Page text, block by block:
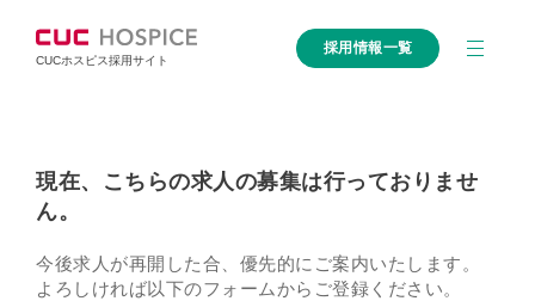
CUCホスピス採用サイト
採用情報一覧
現在、こちらの求人の募集は行っておりませ
ん。
今後求人が再開した合、優先的にご案内いたします。
よろしければ以下のフォームからご登録ください。